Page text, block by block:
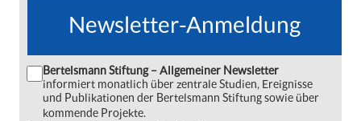
Newsletter-Anmeldung
Bertelsmann Stiftung – Allgemeiner Newsletter
informiert monatlich über zentrale Studien, Ereignisse
und Publikationen der Bertelsmann Stiftung sowie über
kommende Projekte.